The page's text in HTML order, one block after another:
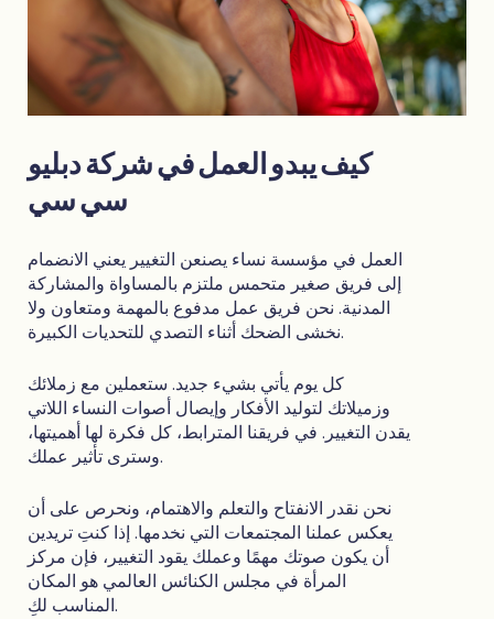
كيف يبدو العمل في شركة دبليو
سي سي
العمل في مؤسسة نساء يصنعن التغيير يعني الانضمام
إلى فريق صغير متحمس ملتزم بالمساواة والمشاركة
المدنية. نحن فريق عمل مدفوع بالمهمة ومتعاون ولا
نخشى الضحك أثناء التصدي للتحديات الكبيرة.
كل يوم يأتي بشيء جديد. ستعملين مع زملائك
وزميلاتك لتوليد الأفكار وإيصال أصوات النساء اللاتي
يقدن التغيير. في فريقنا المترابط، كل فكرة لها أهميتها،
وسترى تأثير عملك.
نحن نقدر الانفتاح والتعلم والاهتمام، ونحرص على أن
يعكس عملنا المجتمعات التي نخدمها. إذا كنتِ تريدين
أن يكون صوتك مهمًا وعملك يقود التغيير، فإن مركز
المرأة في مجلس الكنائس العالمي هو المكان
المناسب لكِ.